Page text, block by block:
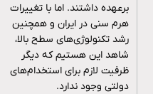
برعهده داشتند. اما با تغییرات
هرم سنی در ایران و همچنین
رشد تکنولوژی‌های سطح بالا،
شاهد این هستیم که دیگر
ظرفیت لازم برای استخدام‌های
دولتی وجود ندارد.